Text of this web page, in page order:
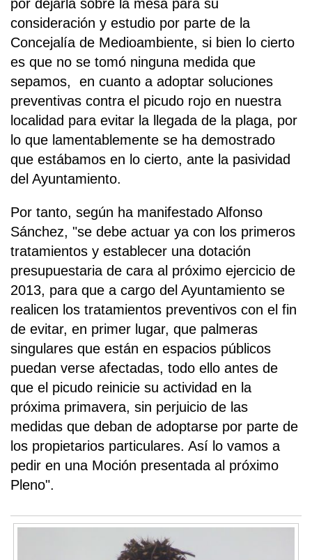
por dejarla sobre la mesa para su
consideración y estudio por parte de la
Concejalía de Medioambiente, si bien lo cierto
es que no se tomó ninguna medida que
sepamos, en cuanto a adoptar soluciones
preventivas contra el picudo rojo en nuestra
localidad para evitar la llegada de la plaga, por
lo que lamentablemente se ha demostrado
que estábamos en lo cierto, ante la pasividad
del Ayuntamiento.
Por tanto, según ha manifestado Alfonso
Sánchez, "se debe actuar ya con los primeros
tratamientos y establecer una dotación
presupuestaria de cara al próximo ejercicio de
2013, para que a cargo del Ayuntamiento se
realicen los tratamientos preventivos con el fin
de evitar, en primer lugar, que palmeras
singulares que están en espacios públicos
puedan verse afectadas, todo ello antes de
que el picudo reinicie su actividad en la
próxima primavera, sin perjuicio de las
medidas que deban de adoptarse por parte de
los propietarios particulares. Así lo vamos a
pedir en una Moción presentada al próximo
Pleno".